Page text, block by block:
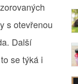
s otevřenou
Další
se týká i